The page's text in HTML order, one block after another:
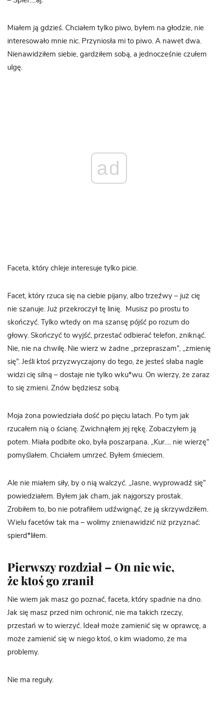
Miałem ją gdzieś. Chciałem tylko piwo, byłem na głodzie, nie
interesowało mnie nic. Przyniosła mi to piwo. A nawet dwa.
Nienawidziłem siebie, gardziłem sobą, a jednocześnie czułem
ulgę.
ad
Faceta, który chleje interesuje tylko picie.
Facet, który rzuca się na ciebie pijany, albo trzeźwy – już cię
nie szanuje. Już przekroczył tę linię.
Musisz po prostu to
skończyć. Tylko wtedy on ma szansę pójść po rozum do
głowy. Skończyć to wyjść, przestać odbierać telefon, zniknąć.
Nie, nie na chwilę. Nie wierz w żadne „przepraszam”, „zmienię
się”. Jeśli ktoś przyzwyczajony do tego, że jesteś słaba nagle
widzi cię silną – dostaje nie tylko wku*wu. On wierzy, że zaraz
to się zmieni. Znów będziesz sobą.
Moja żona powiedziała dość po pięciu latach. Po tym jak
rzucałem nią o ścianę. Zwichnąłem jej rękę. Zobaczyłem ją
potem. Miała podbite oko, była poszarpana. „Kur…. nie wierzę”
pomyślałem. Chciałem umrzeć. Byłem śmieciem.
Ale nie miałem siły, by o nią walczyć. „Jasne, wyprowadź się”
powiedziałem. Byłem jak cham, jak najgorszy prostak.
Zrobiłem to, bo nie potrafiłem udźwignąć, że ją skrzywdziłem.
Wielu facetów tak ma – wolimy znienawidzić niż przyznać:
spierd*liłem.
Pierwszy rozdział – On nie wie,
że ktoś go zranił
Nie wiem jak masz go poznać, faceta, który spadnie na dno.
Jak się masz przed nim ochronić, nie ma takich rzeczy,
przestań w to wierzyć. Ideał może zamienić się w oprawcę, a
może zamienić się w niego ktoś, o kim wiadomo, że ma
problemy.
Nie ma reguły.